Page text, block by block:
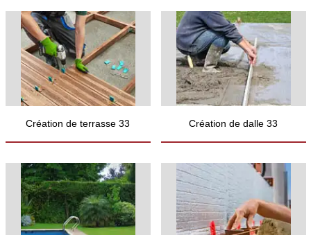
Création de terrasse 33 Création de dalle 33